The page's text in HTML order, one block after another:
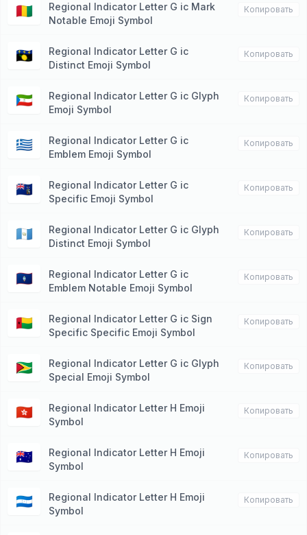
🇬🇳
Regional Indicator Letter G ic Mark
Notable Emoji Symbol
Копировать
🇬🇵
Regional Indicator Letter G ic
Distinct Emoji Symbol
Копировать
🇬🇶
Regional Indicator Letter G ic Glyph
Emoji Symbol
Копировать
🇬🇷
Regional Indicator Letter G ic
Emblem Emoji Symbol
Копировать
🇬🇸
Regional Indicator Letter G ic
Specific Emoji Symbol
Копировать
🇬🇹
Regional Indicator Letter G ic Glyph
Distinct Emoji Symbol
Копировать
🇬🇺
Regional Indicator Letter G ic
Emblem Notable Emoji Symbol
Копировать
🇬🇼
Regional Indicator Letter G ic Sign
Specific Specific Emoji Symbol
Копировать
🇬🇾
Regional Indicator Letter G ic Glyph
Special Emoji Symbol
Копировать
🇭🇰
Regional Indicator Letter H Emoji
Symbol
Копировать
🇭🇲
Regional Indicator Letter H Emoji
Symbol
Копировать
🇭🇳
Regional Indicator Letter H Emoji
Symbol
Копировать